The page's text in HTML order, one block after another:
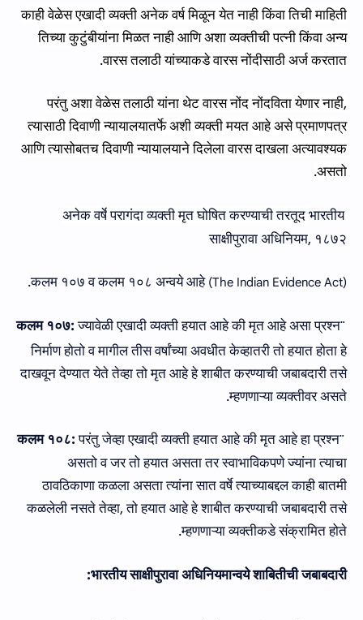
काही वेळेस एखादी व्यक्ती अनेक वर्ष मिळून येत नाही किंवा तिची माहिती
तिच्या कुटुंबीयांना मिळत नाही आणि अशा व्यक्तीची पत्नी किंवा अन्य
वारस तलाठी यांच्याकडे वारस नोंदीसाठी अर्ज करतात
.
परंतु अशा वेळेस तलाठी यांना थेट वारस नोंद नोंदविता येणार नाही,
त्यासाठी दिवाणी न्यायालयातर्फे अशी व्यक्ती मयत आहेअसेप्रमाणपत्र
आणि त्यासोबतचदिवाणीन्यायालयाने दिलेला वारस दाखला अत्यावश्यक
असतो
.
अनेक वर्षेपरागंदाव्यक्ती मृत घोषित करण्याची तरतूदभारतीय
साक्षीपुरावा अधिनियम, १८७२
(
The Indian Evidence Act
)
कलम १०७ व कलम १०८ अन्‍वये आहे.
¨
कलम १०७: ज्‍यावेळीएखादी व्‍यक्‍तीहयातआहे की मृत आहे असा प्रश्न
निर्माण होतोव मागील तीस वर्षांच्या अवधीत केव्हातरी तो हयात होता हे
दाखवून देण्यात येते तेव्हा तो मृत आहे हे शाबीत करण्याची जबाबदारी तसे
म्हणणाऱ्या व्यक्तीवर असते.
¨
कलम १०८:परंतु जेव्हा एखादी व्‍यक्‍तीहयात आहे की मृत आहे हा प्रश्न
असतो व जर तो हयात असता तर स्वाभाविकपणे ज्यांना त्याचा
ठावठिकाणा कळला असता त्यांना सात वर्षे त्याच्याबद्दल काही बातमी
कळलेली नसते तेव्हा,तो हयात आहे हे शाबीत करण्याची जबाबदारी तसे
म्हणणाऱ्या व्यक्तीकडे संक्रामित होते
.
भारतीय साक्षीपुरावा अधिनियमान्‍वयेशाबितीची जबाबदारी
: